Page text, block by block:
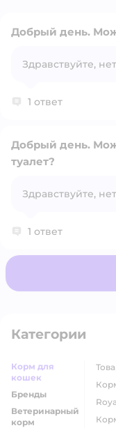
Добрый день.
Здравствуйте,
1 ответ
Добрый день.
туалет?
Здравствуйте,
1 ответ
Категории
Корм для
кошек
Бренды
Ветеринарный
корм